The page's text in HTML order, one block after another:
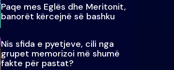
Paqe mes Eglës dhe Meritonit,
banorët kërcejnë së bashku
Nis sfida e pyetjeve, cili nga
grupet memorizoi më shumë
fakte për pastat?